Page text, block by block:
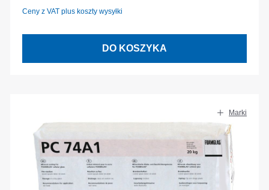
Ceny z VAT plus koszty wysyłki
DO KOSZYKA
Marki